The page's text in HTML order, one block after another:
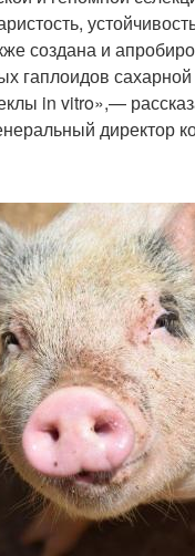
создана и
гаплоидов
in vitro»,—